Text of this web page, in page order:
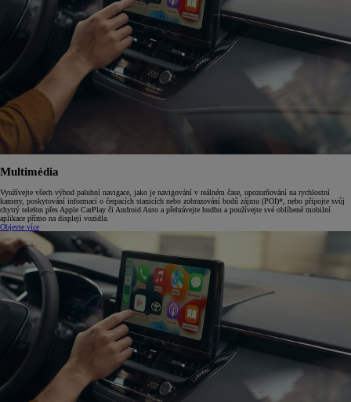
Multimédia
Využívejte všech výhod palubní navigace, jako je navigování v reálném čase, upozorňování na rychlostní
kamery, poskytování informací o čerpacích stanicích nebo zobrazování bodů zájmu (POI)*, nebo připojte svůj
chytrý telefon přes Apple CarPlay či Android Auto a přehrávejte hudbu a používejte své oblíbené mobilní
aplikace přímo na displeji vozidla.
Objevte více